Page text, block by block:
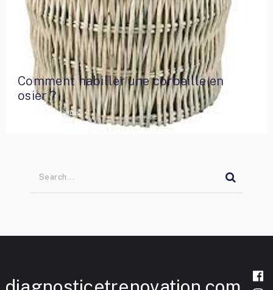
Comment habiller une corbeille en
osier ?
Sophie Marius